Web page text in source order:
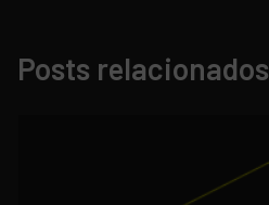
Posts relacionados